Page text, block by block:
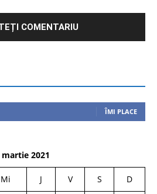
ÎMI PLACE
martie 2021
Mi J V S D